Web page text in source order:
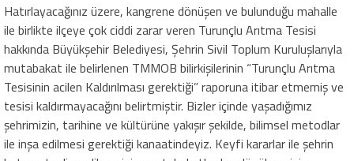
Hatırlayacağınız üzere, kangrene dönüşen ve bulunduğu mahalle
ile birlikte ilçeye çok ciddi zarar veren Turunçlu Arıtma Tesisi
hakkında Büyükşehir Belediyesi, Şehrin Sivil Toplum Kuruluşlarıyla
mutabakat ile belirlenen TMMOB bilirkişilerinin “Turunçlu Arıtma
Tesisinin acilen Kaldırılması gerektiği” raporuna itibar etmemiş ve
tesisi kaldırmayacağını belirtmiştir. Bizler içinde yaşadığımız
şehrimizin, tarihine ve kültürüne yakışır şekilde, bilimsel metodlar
ile inşa edilmesi gerektiği kanaatindeyiz. Keyfi kararlar ile şehrin